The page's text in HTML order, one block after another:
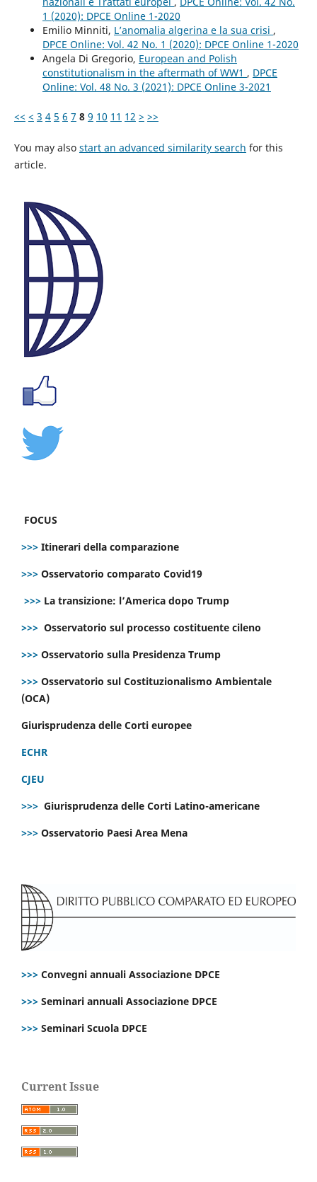
1 (2020): DPCE Online 1-2020
Emilio Minniti, L’anomalia algerina e la sua crisi ,
DPCE Online: Vol. 42 No. 1 (2020): DPCE Online 1-2020
Angela Di Gregorio, European and Polish
constitutionalism in the aftermath of WW1 , DPCE
Online: Vol. 48 No. 3 (2021): DPCE Online 3-2021
<< < 3 4 5 6 7 8 9 10 11 12 > >>
You may also start an advanced similarity search for this
article.
FOCUS
>>> Itinerari della comparazione
>>> Osservatorio comparato Covid19
>>> La transizione: l’America dopo Trump
>>> Osservatorio sul processo costituente cileno
>>> Osservatorio sulla Presidenza Trump
>>> Osservatorio sul Costituzionalismo Ambientale
(OCA)
Giurisprudenza delle Corti europee
ECHR
CJEU
>>> Giurisprudenza delle Corti Latino-americane
>>> Osservatorio Paesi Area Mena
>>> Convegni annuali Associazione DPCE
>>> Seminari annuali Associazione DPCE
>>> Seminari Scuola DPCE
Current Issue